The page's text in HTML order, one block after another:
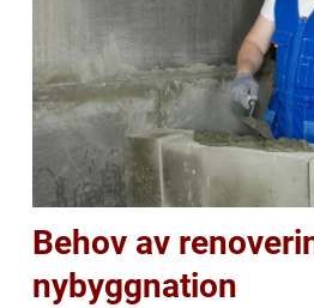
Behov av
nybyggnation